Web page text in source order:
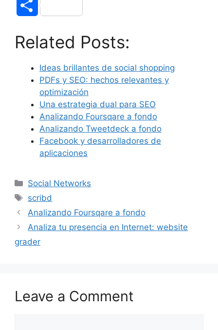
c
e
o
o
k
i
t
e
r
d
t
b
r d
I
n
A
S
a
r
e
Related Posts:
Ideas brillantes de social shopping
PDFs y SEO: hechos relevantes y
optimización
Una estrategia dual para SEO
Analizando Foursqare a fondo
Analizando Tweetdeck a fondo
Facebook y desarrolladores de
aplicaciones
Social Networks
scribd
Analizando Foursqare a fondo
Analiza tu presencia en Internet: website
grader
Leave a Comment